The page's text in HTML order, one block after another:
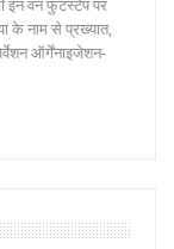
इन वन फुटस्टेप पर
के नाम से प्रख्यात,
ऑर्गेंनाइजेशन-